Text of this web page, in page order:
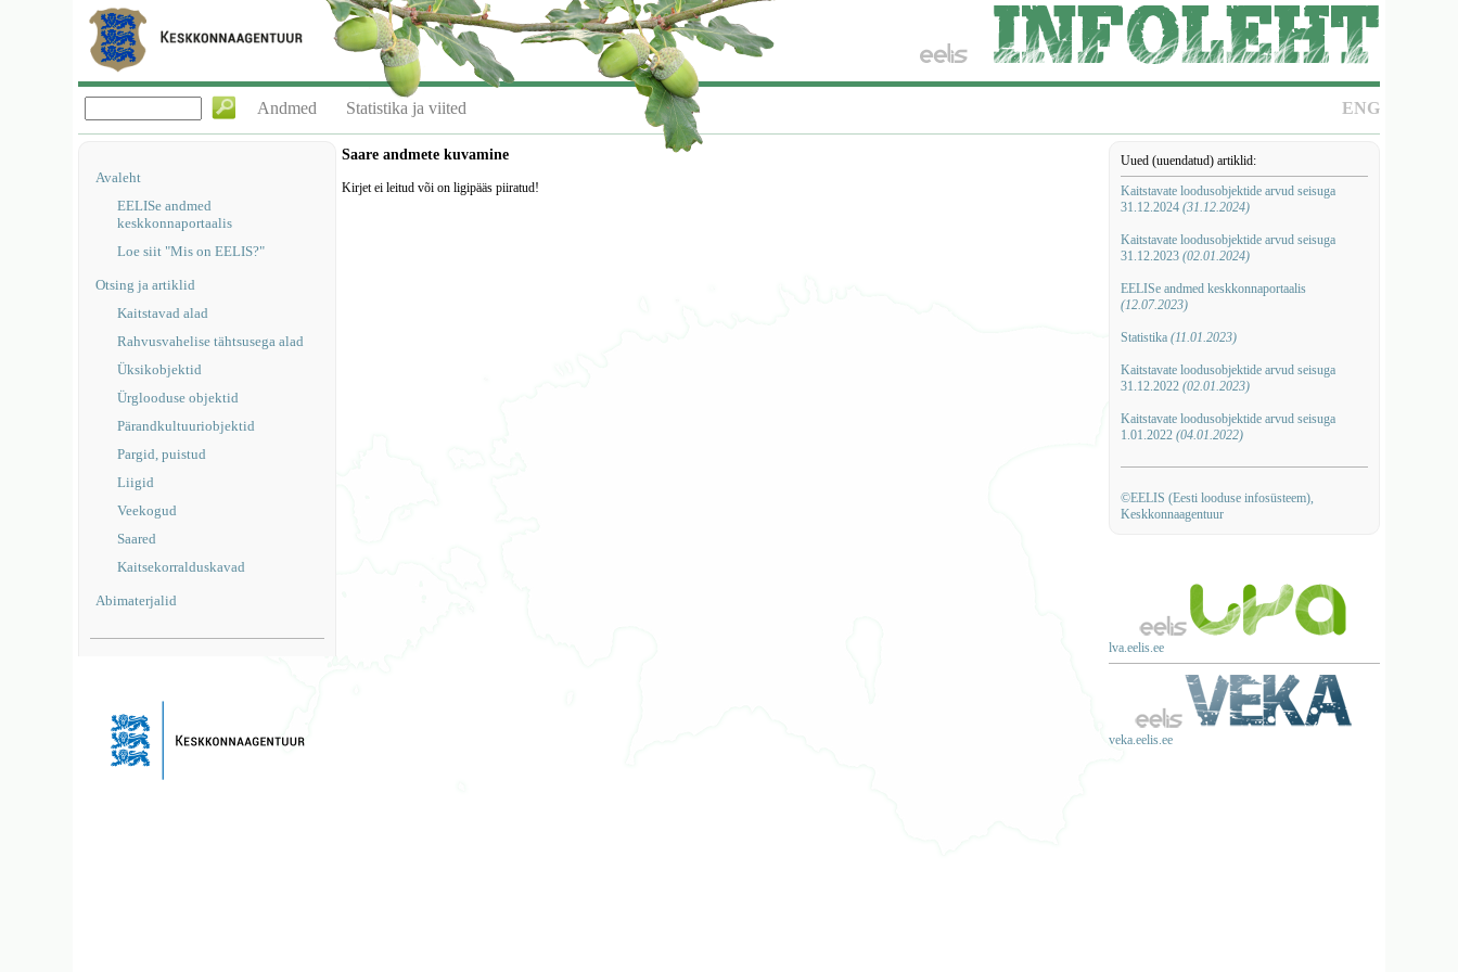
ENG
Andmed Statistika ja viited
Avaleht
EELISe andmed
keskkonnaportaalis
Loe siit "Mis on EELIS?"
Otsing ja artiklid
Kaitstavad alad
Rahvusvahelise tähtsusega alad
Üksikobjektid
Ürglooduse objektid
Pärandkultuuriobjektid
Pargid, puistud
Liigid
Veekogud
Saared
Kaitsekorralduskavad
Abimaterjalid
Uued (uuendatud) artiklid:
Kaitstavate loodusobjektide arvud seisuga
31.12.2024 (31.12.2024)
Kaitstavate loodusobjektide arvud seisuga
31.12.2023 (02.01.2024)
EELISe andmed keskkonnaportaalis
(12.07.2023)
Statistika (11.01.2023)
Kaitstavate loodusobjektide arvud seisuga
31.12.2022 (02.01.2023)
Kaitstavate loodusobjektide arvud seisuga
1.01.2022 (04.01.2022)
©EELIS (Eesti looduse infosüsteem),
Keskkonnaagentuur
lva.eelis.ee
veka.eelis.ee
Saare andmete kuvamine
Kirjet ei leitud või on ligipääs piiratud!